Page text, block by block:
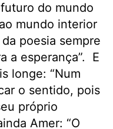
do mundo
mundo interior
poesia sempre
a esperança”. E
longe: “Num
o sentido, pois
próprio
Amer: “O